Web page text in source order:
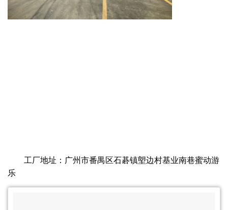
工厂地址：广州市番禺区石碁镇塱边村基业南巷蜜动游
乐